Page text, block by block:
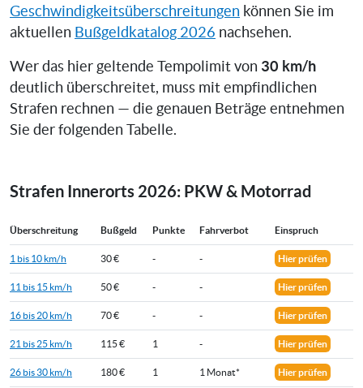
Geschwindigkeitsüberschreitungen können Sie im
aktuellen Bußgeldkatalog 2026 nachsehen.
Wer das hier geltende Tempolimit von 30 km/h
deutlich überschreitet, muss mit empfindlichen
Strafen rechnen — die genauen Beträge entnehmen
Sie der folgenden Tabelle.
Strafen Innerorts 2026: PKW & Motorrad
Überschreitung Bußgeld Punkte Fahrverbot Einspruch
1 bis 10 km/h 30 € - - Hier prüfen
11 bis 15 km/h 50 € - - Hier prüfen
16 bis 20 km/h 70 € - - Hier prüfen
21 bis 25 km/h 115 € 1 - Hier prüfen
26 bis 30 km/h 180 € 1 1 Monat* Hier prüfen